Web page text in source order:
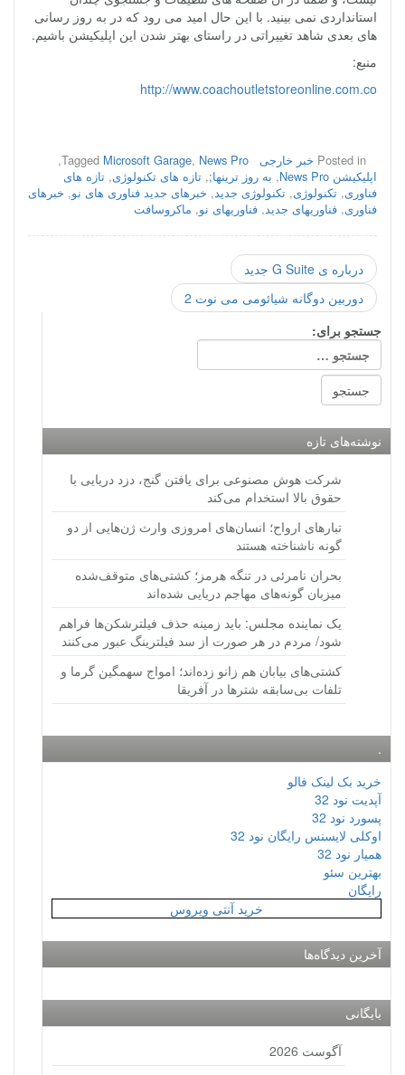
استانداردی نمی بینید. با این حال امید می رود که در به روز رسانی
های بعدی شاهد تغییراتی در راستای بهتر شدن این اپلیکیشن باشیم.
منبع:
http://www.coachoutletstoreonline.com.co
Posted in خبر خارجی Tagged Microsoft Garage, News Pro
,
اپلیکیشن News Pro
, به روز ترینها;, تازه های تکنولوژی, تازه های
فناوری, تکنولوژی, تکنولوژی جدید, خبرهای جدید فناوری های نو, خبرهای
فناوری, فناوریهای جدید, فناوریهای نو, ماکروسافت
درباره ی G Suite جدید
دوربین دوگانه شیائومی می نوت 2
جستجو برای:
نوشته‌های تازه
شرکت هوش مصنوعی برای یافتن گنج، دزد دریایی با
حقوق بالا استخدام می‌کند
تبارهای ارواح؛ انسان‌های امروزی وارث ژن‌هایی از دو
گونه ناشناخته هستند
بحران نامرئی در تنگه هرمز؛ کشتی‌های متوقف‌شده
میزبان گونه‌های مهاجم دریایی شده‌اند
یک نماینده مجلس: باید زمینه حذف فیلترشکن‌ها فراهم
شود/ مردم در هر صورت از سد فیلترینگ عبور می‌کنند
کشتی‌های بیابان هم زانو زده‌اند؛ امواج سهمگین گرما و
تلفات بی‌سابقه شترها در آفریقا
.
خرید بک لینک فالو
آپدیت نود 32
پسورد نود 32
اوکلی لایسنس رایگان نود 32
همیار نود 32
بهترین سئو
رایگان
خرید آنتی ویروس
آخرین دیدگاه‌ها
بایگانی
آگوست 2026